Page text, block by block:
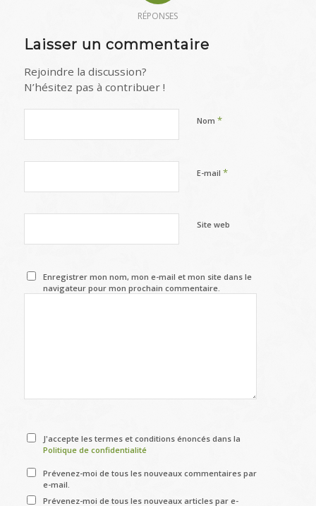
RÉPONSES
Laisser un commentaire
Rejoindre la discussion?
N’hésitez pas à contribuer !
Nom *
E-mail *
Site web
Enregistrer mon nom, mon e-mail et mon site dans le
navigateur pour mon prochain commentaire.
J'accepte les termes et conditions énoncés dans la
Politique de confidentialité
Prévenez-moi de tous les nouveaux commentaires par
e-mail.
Prévenez-moi de tous les nouveaux articles par e-